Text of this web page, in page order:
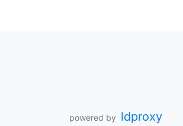
powered by ldproxy